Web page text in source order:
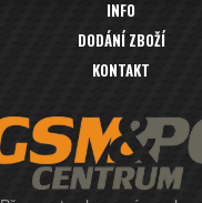
INFO
DODÁNÍ ZBOŽÍ
KONTAKT